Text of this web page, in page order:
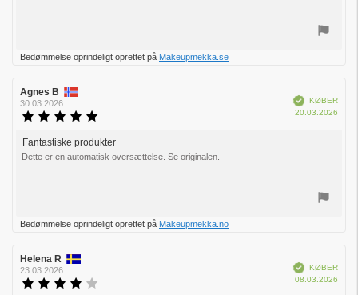
op
Bedømmelse oprindeligt oprettet på Makeupmekka.se
Forfatter
af
bedømmelsen:
Agnes B
30.03.2026
ud
af
Verificeret
KØBER
20.03.2026
Tekst
til
Fantastiske produkter
Dette er en automatisk oversættelse. Se originalen.
op
Bedømmelse oprindeligt oprettet på Makeupmekka.no
Forfatter
af
bedømmelsen:
Helena R
23.03.2026
Verificeret
KØBER
08.03.2026